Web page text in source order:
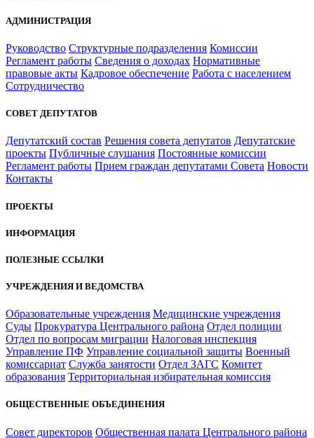
АДМИНИСТРАЦИЯ
Руководство Структурные подразделения Комиссии
Регламент работы Сведения о доходах Нормативные
правовые акты Кадровое обеспечение Работа с населением
Сотрудничество
СОВЕТ ДЕПУТАТОВ
Депутатский состав Решения совета депутатов Депутатские
проекты Публичные слушания Постоянные комиссии
Регламент работы Прием граждан депутатами Совета Новости
Контакты
ПРОЕКТЫ
ИНФОРМАЦИЯ
ПОЛЕЗНЫЕ ССЫЛКИ
УЧРЕЖДЕНИЯ И ВЕДОМСТВА
Образовательные учреждения Медицинские учреждения
Суды Прокуратура Центрального района Отдел полиции
Отдел по вопросам миграции Налоговая инспекция
Управление ПФ Управление социальной защиты Военный
комиссариат Служба занятости Отдел ЗАГС Комитет
образования Территориальная избирательная комиссия
ОБЩЕСТВЕННЫЕ ОБЪЕДИНЕНИЯ
Совет директоров Общественная палата Центрального района